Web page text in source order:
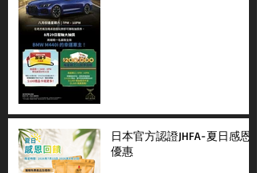
日本官方認證JHFA-夏日感恩
優惠